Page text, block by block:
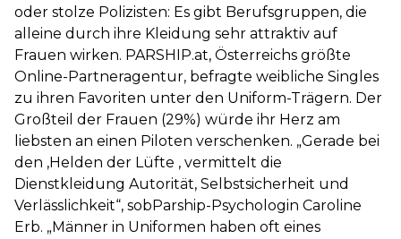
oder stolze Polizisten: Es gibt Berufsgruppen, die
alleine durch ihre Kleidung sehr attraktiv auf
Frauen wirken. PARSHIP.at, Österreichs größte
Online-Partneragentur, befragte weibliche Singles
zu ihren Favoriten unter den Uniform-Trägern. Der
Großteil der Frauen (29%) würde ihr Herz am
liebsten an einen Piloten verschenken. „Gerade bei
den ‚Helden der Lüfte ‚ vermittelt die
Dienstkleidung Autorität, Selbstsicherheit und
Verlässlichkeit“, sobParship-Psychologin Caroline
Erb. „Männer in Uniformen haben oft eines